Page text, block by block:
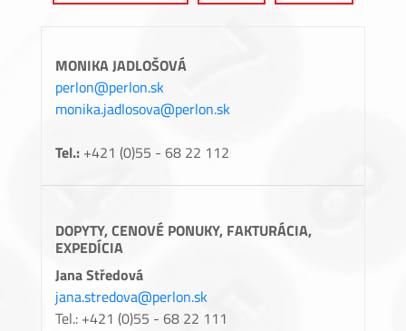
MONIKA JADLOŠOVÁ
perlon@perlon.sk
monika.jadlosova@perlon.sk
Tel.: +421 (0)55 - 68 22 112
DOPYTY, CENOVÉ PONUKY, FAKTURÁCIA,
EXPEDÍCIA
Jana Středová
jana.stredova@perlon.sk
Tel.: +421 (0)55 - 68 22 111